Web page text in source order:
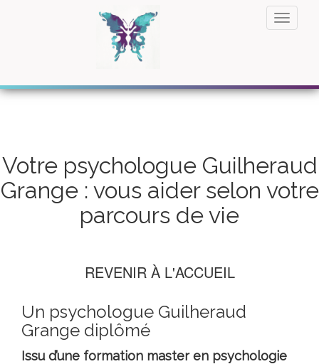
Votre psychologue Guilheraud
Grange : vous aider selon votre
parcours de vie
REVENIR À L'ACCUEIL
Un psychologue Guilheraud
Grange diplômé
Issu d’une formation master en psychologie